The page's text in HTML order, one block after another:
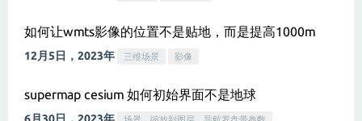
如何让wmts影像的位置不是贴地，而是提高1000m
12月5日，2023年 三维场景 影像
supermap cesium 如何初始界面不是地球